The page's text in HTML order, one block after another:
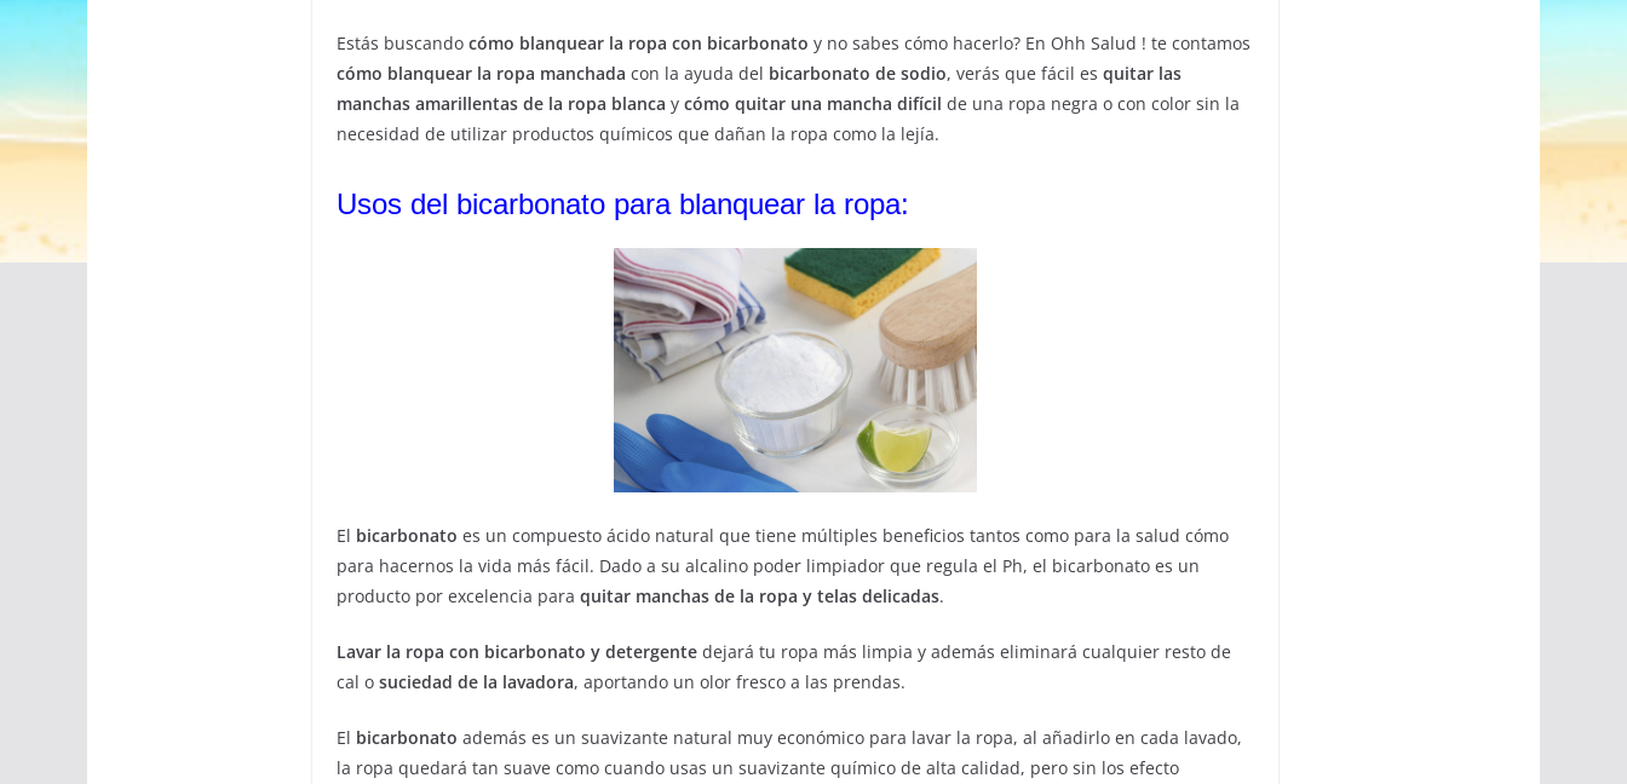
Estás buscando cómo blanquear la ropa con bicarbonato y no sabes cómo hacerlo? En Ohh Salud ! te contamos
cómo blanquear la ropa manchada con la ayuda del bicarbonato de sodio, verás que fácil es quitar las
manchas amarillentas de la ropa blanca y cómo quitar una mancha difícil de una ropa negra o con color sin la
necesidad de utilizar productos químicos que dañan la ropa como la lejía.
Usos del bicarbonato para blanquear la ropa:
El bicarbonato es un compuesto ácido natural que tiene múltiples beneficios tantos como para la salud cómo
para hacernos la vida más fácil. Dado a su alcalino poder limpiador que regula el Ph, el bicarbonato es un
producto por excelencia para quitar manchas de la ropa y telas delicadas.
Lavar la ropa con bicarbonato y detergente dejará tu ropa más limpia y además eliminará cualquier resto de
cal o suciedad de la lavadora, aportando un olor fresco a las prendas.
El bicarbonato además es un suavizante natural muy económico para lavar la ropa, al añadirlo en cada lavado,
la ropa quedará tan suave como cuando usas un suavizante químico de alta calidad, pero sin los efecto